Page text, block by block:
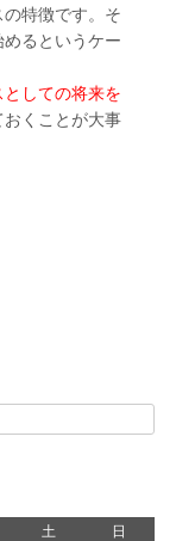
特徴です。そ
るというケー
しての将来を
くことが大事
土
日